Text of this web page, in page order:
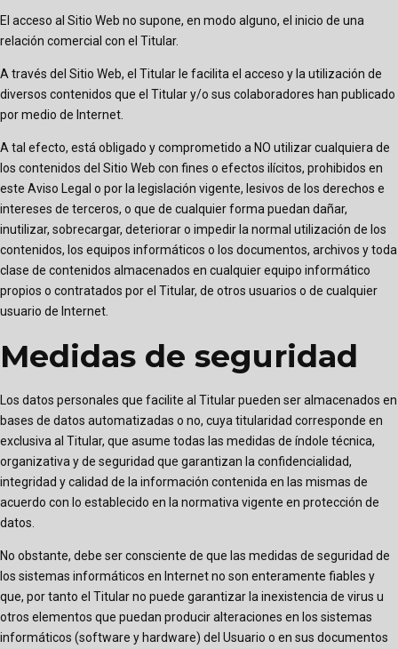
El acceso al Sitio Web no supone, en modo alguno, el inicio de una
relación comercial con el Titular.
A través del Sitio Web, el Titular le facilita el acceso y la utilización de
diversos contenidos que el Titular y/o sus colaboradores han publicado
por medio de Internet.
A tal efecto, está obligado y comprometido a NO utilizar cualquiera de
los contenidos del Sitio Web con fines o efectos ilícitos, prohibidos en
este Aviso Legal o por la legislación vigente, lesivos de los derechos e
intereses de terceros, o que de cualquier forma puedan dañar,
inutilizar, sobrecargar, deteriorar o impedir la normal utilización de los
contenidos, los equipos informáticos o los documentos, archivos y toda
clase de contenidos almacenados en cualquier equipo informático
propios o contratados por el Titular, de otros usuarios o de cualquier
usuario de Internet.
Medidas de seguridad
Los datos personales que facilite al Titular pueden ser almacenados en
bases de datos automatizadas o no, cuya titularidad corresponde en
exclusiva al Titular, que asume todas las medidas de índole técnica,
organizativa y de seguridad que garantizan la confidencialidad,
integridad y calidad de la información contenida en las mismas de
acuerdo con lo establecido en la normativa vigente en protección de
datos.
No obstante, debe ser consciente de que las medidas de seguridad de
los sistemas informáticos en Internet no son enteramente fiables y
que, por tanto el Titular no puede garantizar la inexistencia de virus u
otros elementos que puedan producir alteraciones en los sistemas
informáticos (software y hardware) del Usuario o en sus documentos